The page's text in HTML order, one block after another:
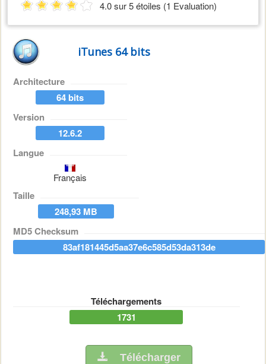
4.0 sur 5 étoiles (1 Evaluation)
iTunes 64 bits
Architecture
64 bits
Version
12.6.2
Langue
Français
Taille
248,93 MB
MD5 Checksum
83af181445d5aa37e6c585d53da313de
Téléchargements
1731
Télécharger